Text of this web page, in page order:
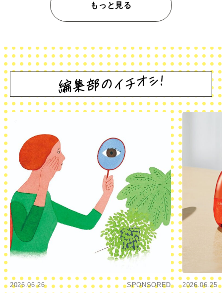
もっと見る
2026.06.26 SPONSORED 2026.06.25